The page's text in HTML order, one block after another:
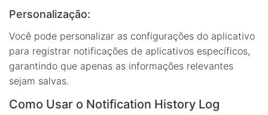
Personalização:
Você pode personalizar as configurações do aplicativo
para registrar notificações de aplicativos específicos,
garantindo que apenas as informações relevantes
sejam salvas.
Como Usar o Notification History Log